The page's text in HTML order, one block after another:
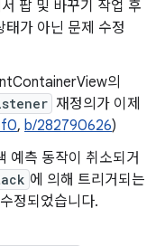
팝 및 바꾸기 작업 후
가 아닌 문제 수정
의
재정의가 이제
, b/282790626)
예측 동작이 취소되거
에 의해 트리거되는
정되었습니다.